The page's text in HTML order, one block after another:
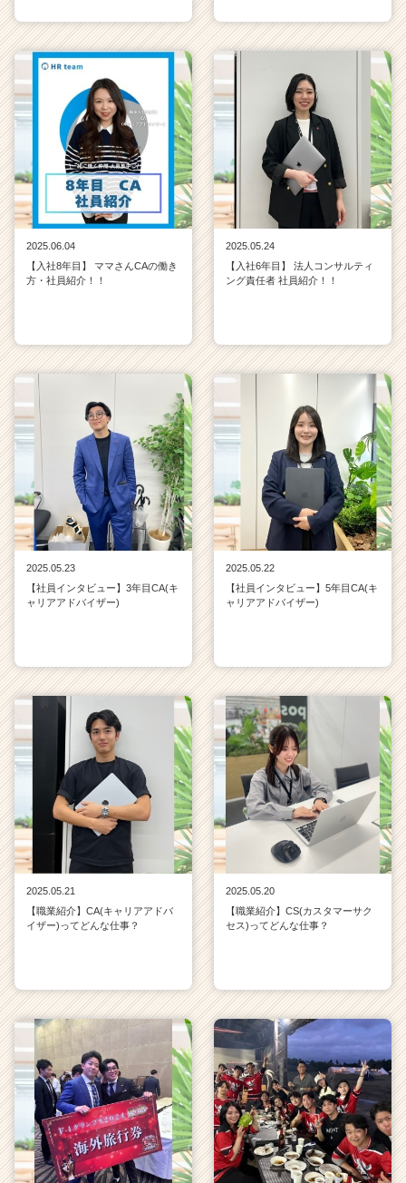
2025.06.04
【入社8年目】 ママさんCAの働き
方・社員紹介！！
2025.05.24
【入社6年目】 法人コンサルティ
ング責任者 社員紹介！！
2025.05.23
【社員インタビュー】3年目CA(キ
ャリアアドバイザー)
2025.05.22
【社員インタビュー】5年目CA(キ
ャリアアドバイザー)
2025.05.21
【職業紹介】CA(キャリアアドバ
イザー)ってどんな仕事？
2025.05.20
【職業紹介】CS(カスタマーサク
セス)ってどんな仕事？